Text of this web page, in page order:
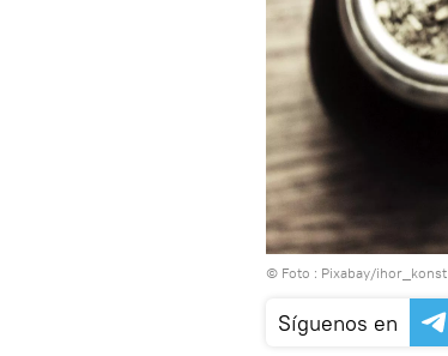
© Foto : Pixabay/ihor_konst
Síguenos en